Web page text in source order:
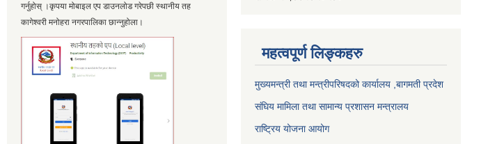
गर्नुहोस् ।कृपया मोबाइल एप डाउनलोड गरेपछी स्थानीय तह
कागेश्वरी मनोहरा नगरपालिका छान्नुहोला।
महत्वपूर्ण लिङ्कहरु
मुख्यमन्त्री तथा मन्त्रीपरिषदको कार्यालय ,बागमती प्रदेश
संघिय मामिला तथा सामान्य प्रशासन मन्त्रालय
राष्ट्रिय योजना आयोग